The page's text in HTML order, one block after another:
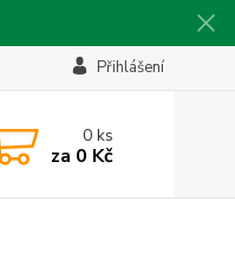
Přihlášení
0ks
za 0 Kč